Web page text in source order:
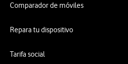
Comparador de móviles
Repara tu dispositivo
Tarifa social